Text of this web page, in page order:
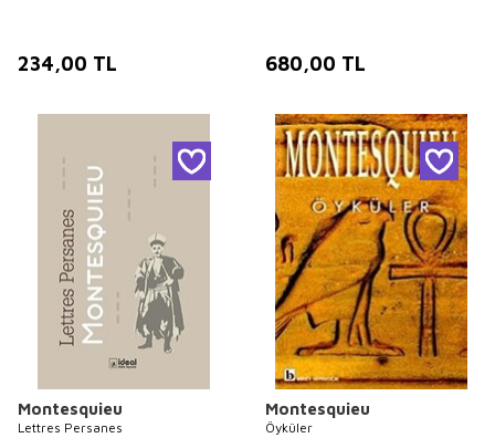
234,00 TL 680,00 TL
Montesquieu
Lettres Persanes
Montesquieu
Öyküler